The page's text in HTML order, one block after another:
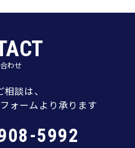
わせ
談は、
ォームより承ります
5992